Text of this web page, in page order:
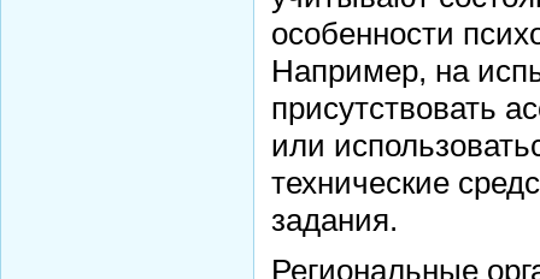
особенности
Например, на
присутствовать
или
технические
задания.
Региональные